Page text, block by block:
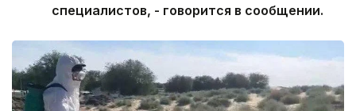
специалистов, - говорится в сообщении.